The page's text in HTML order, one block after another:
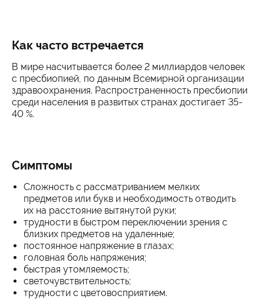
Как часто встречается
В мире насчитывается более 2 миллиардов человек
с пресбиопией, по данным Всемирной организации
здравоохранения. Распространенность пресбиопии
среди населения в развитых странах достигает 35-
40 %.
Симптомы
Сложность с рассматриванием мелких
предметов или букв и необходимость отводить
их на расстояние вытянутой руки;
трудности в быстром переключении зрения с
близких предметов на удаленные;
постоянное напряжение в глазах;
головная боль напряжения;
быстрая утомляемость;
светочувствительность;
трудности с цветовосприятием.